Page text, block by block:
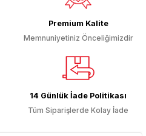
Premium Kalite
Memnuniyetiniz Önceliğimizdir
14 Günlük İade Politikası
Tüm Siparişlerde Kolay İade